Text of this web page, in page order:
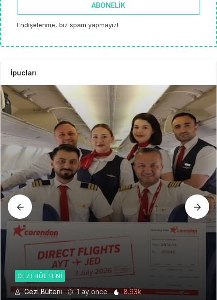
ABONELIK
Endişelenme, biz spam yapmayız!
İpucları
GEZI BÜLTENI
Gezi Bülteni 1 ay önce 3.43k